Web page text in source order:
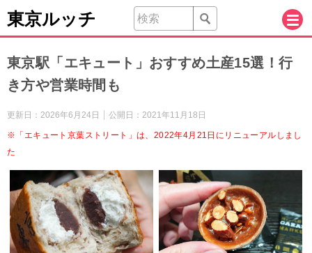
東京ルッチ
東京駅「エキュート」おすすめ土産15選！行
き方や営業時間も
更新日： 2026年6月24日 公開日： 2021年11月18日
※「エキュート京葉ストリート」は、2022年4月21日にリニューアルしまし
た